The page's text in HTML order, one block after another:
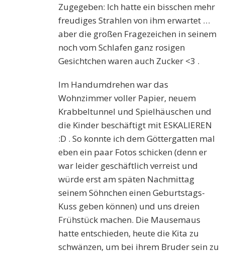
Zugegeben: Ich hatte ein bisschen mehr
freudiges Strahlen von ihm erwartet …
aber die großen Fragezeichen in seinem
noch vom Schlafen ganz rosigen
Gesichtchen waren auch Zucker <3 .
Im Handumdrehen war das
Wohnzimmer voller Papier, neuem
Krabbeltunnel und Spielhäuschen und
die Kinder beschäftigt mit ESKALIEREN
:D . So konnte ich dem Göttergatten mal
eben ein paar Fotos schicken (denn er
war leider geschäftlich verreist und
würde erst am späten Nachmittag
seinem Söhnchen einen Geburtstags-
Kuss geben können) und uns dreien
Frühstück machen. Die Mausemaus
hatte entschieden, heute die Kita zu
schwänzen, um bei ihrem Bruder sein zu